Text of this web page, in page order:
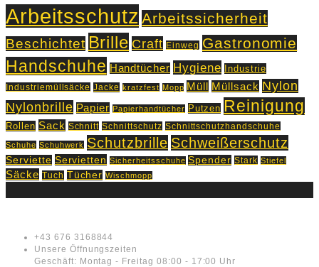
Arbeitsschutz Arbeitssicherheit
Beschichtet Brille Craft Einweg Gastronomie
Handschuhe Handtücher Hygiene Industrie
Industriemüllsäcke Jacke kratzfest Mopp Müll Müllsack Nylon
Nylonbrille Papier Papierhandtücher Putzen Reinigung
Rollen Sack Schnitt Schnittschutz Schnittschutzhandschuhe
Schuhe Schuhwerk Schutzbrille Schweißerschutz
Serviette Servietten Sicherheitsschuhe Spender Stark Stiefel
Säcke Tuch Tücher Wischmopp
+43 676 3168844
Unsere Öffnungszeiten
Geschäft: Montag - Freitag 08:00 - 17:00 Uhr